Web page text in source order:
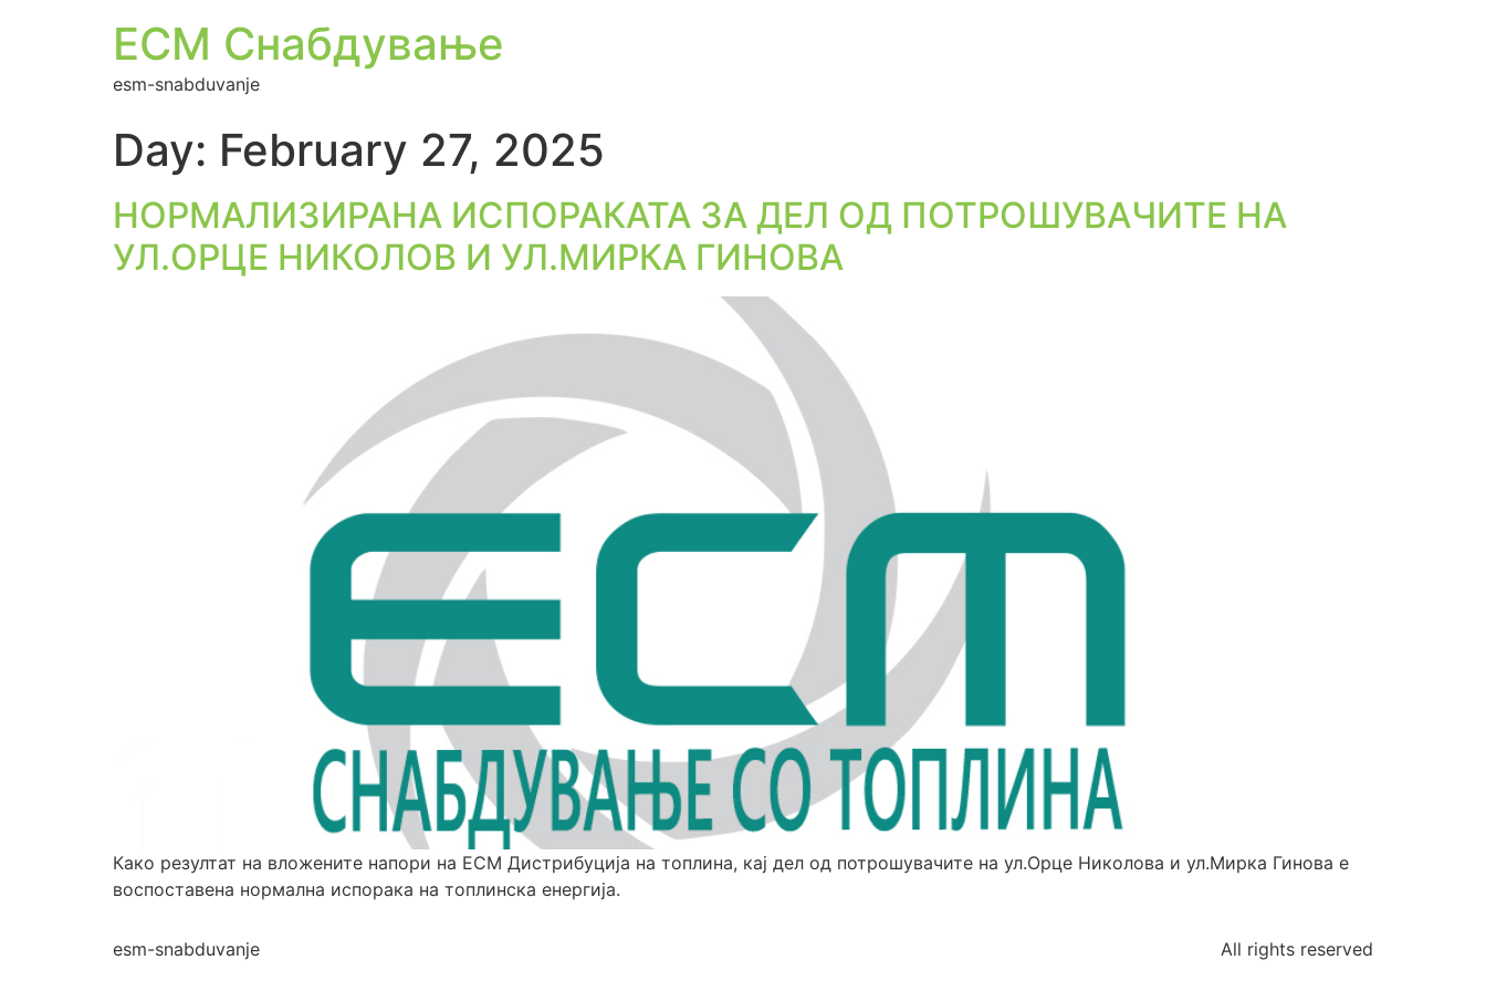
ЕСМ Снабдување
esm-snabduvanje
Day: February 27, 2025
НОРМАЛИЗИРАНА ИСПОРАКАТА ЗА ДЕЛ ОД ПОТРОШУВАЧИТЕ НА
УЛ.ОРЦЕ НИКОЛОВ И УЛ.МИРКА ГИНОВА
Како резултат на вложените напори на ЕСМ Дистрибуција на топлина, кај дел од потрошувачите на ул.Орце Николова и ул.Мирка Гинова е
воспоставена нормална испорака на топлинска енергија.
esm-snabduvanje All rights reserved